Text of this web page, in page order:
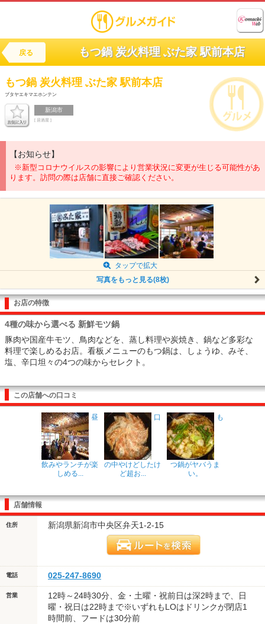
戻る もつ鍋 炭火料理 ぶた家 駅前本店
もつ鍋 炭火料理 ぶた家 駅前本店
ブタヤエキマエホンテン
新潟市
[ 居酒屋 ]
【お知らせ】
※新型コロナウイルスの影響により営業状況に変更が生じる可能性があ
ります。訪問の際は店舗に直接ご確認ください。
タップで拡大
写真をもっと見る(8枚)
お店の特徴
4種の味から選べる 新鮮モツ鍋
豚肉や国産牛モツ、鳥肉などを、蒸し料理や炭焼き、鍋など多彩な
料理で楽しめるお店。看板メニューのもつ鍋は、しょうゆ、みそ、
塩、辛口坦々の4つの味からセレクト。
この店舗への口コミ
昼
飲みやランチが楽
しめる...
口
の中やけどしたけ
ど超お...
も
つ鍋がヤバうま
い。
店舗情報
住所 新潟県新潟市中央区弁天1-2-15
電話 025-247-8690
営業
12時～24時30分、金・土曜・祝前日は深2時まで、日
曜・祝日は22時まで※いずれもLOはドリンクが閉店1
時間前、フードは30分前